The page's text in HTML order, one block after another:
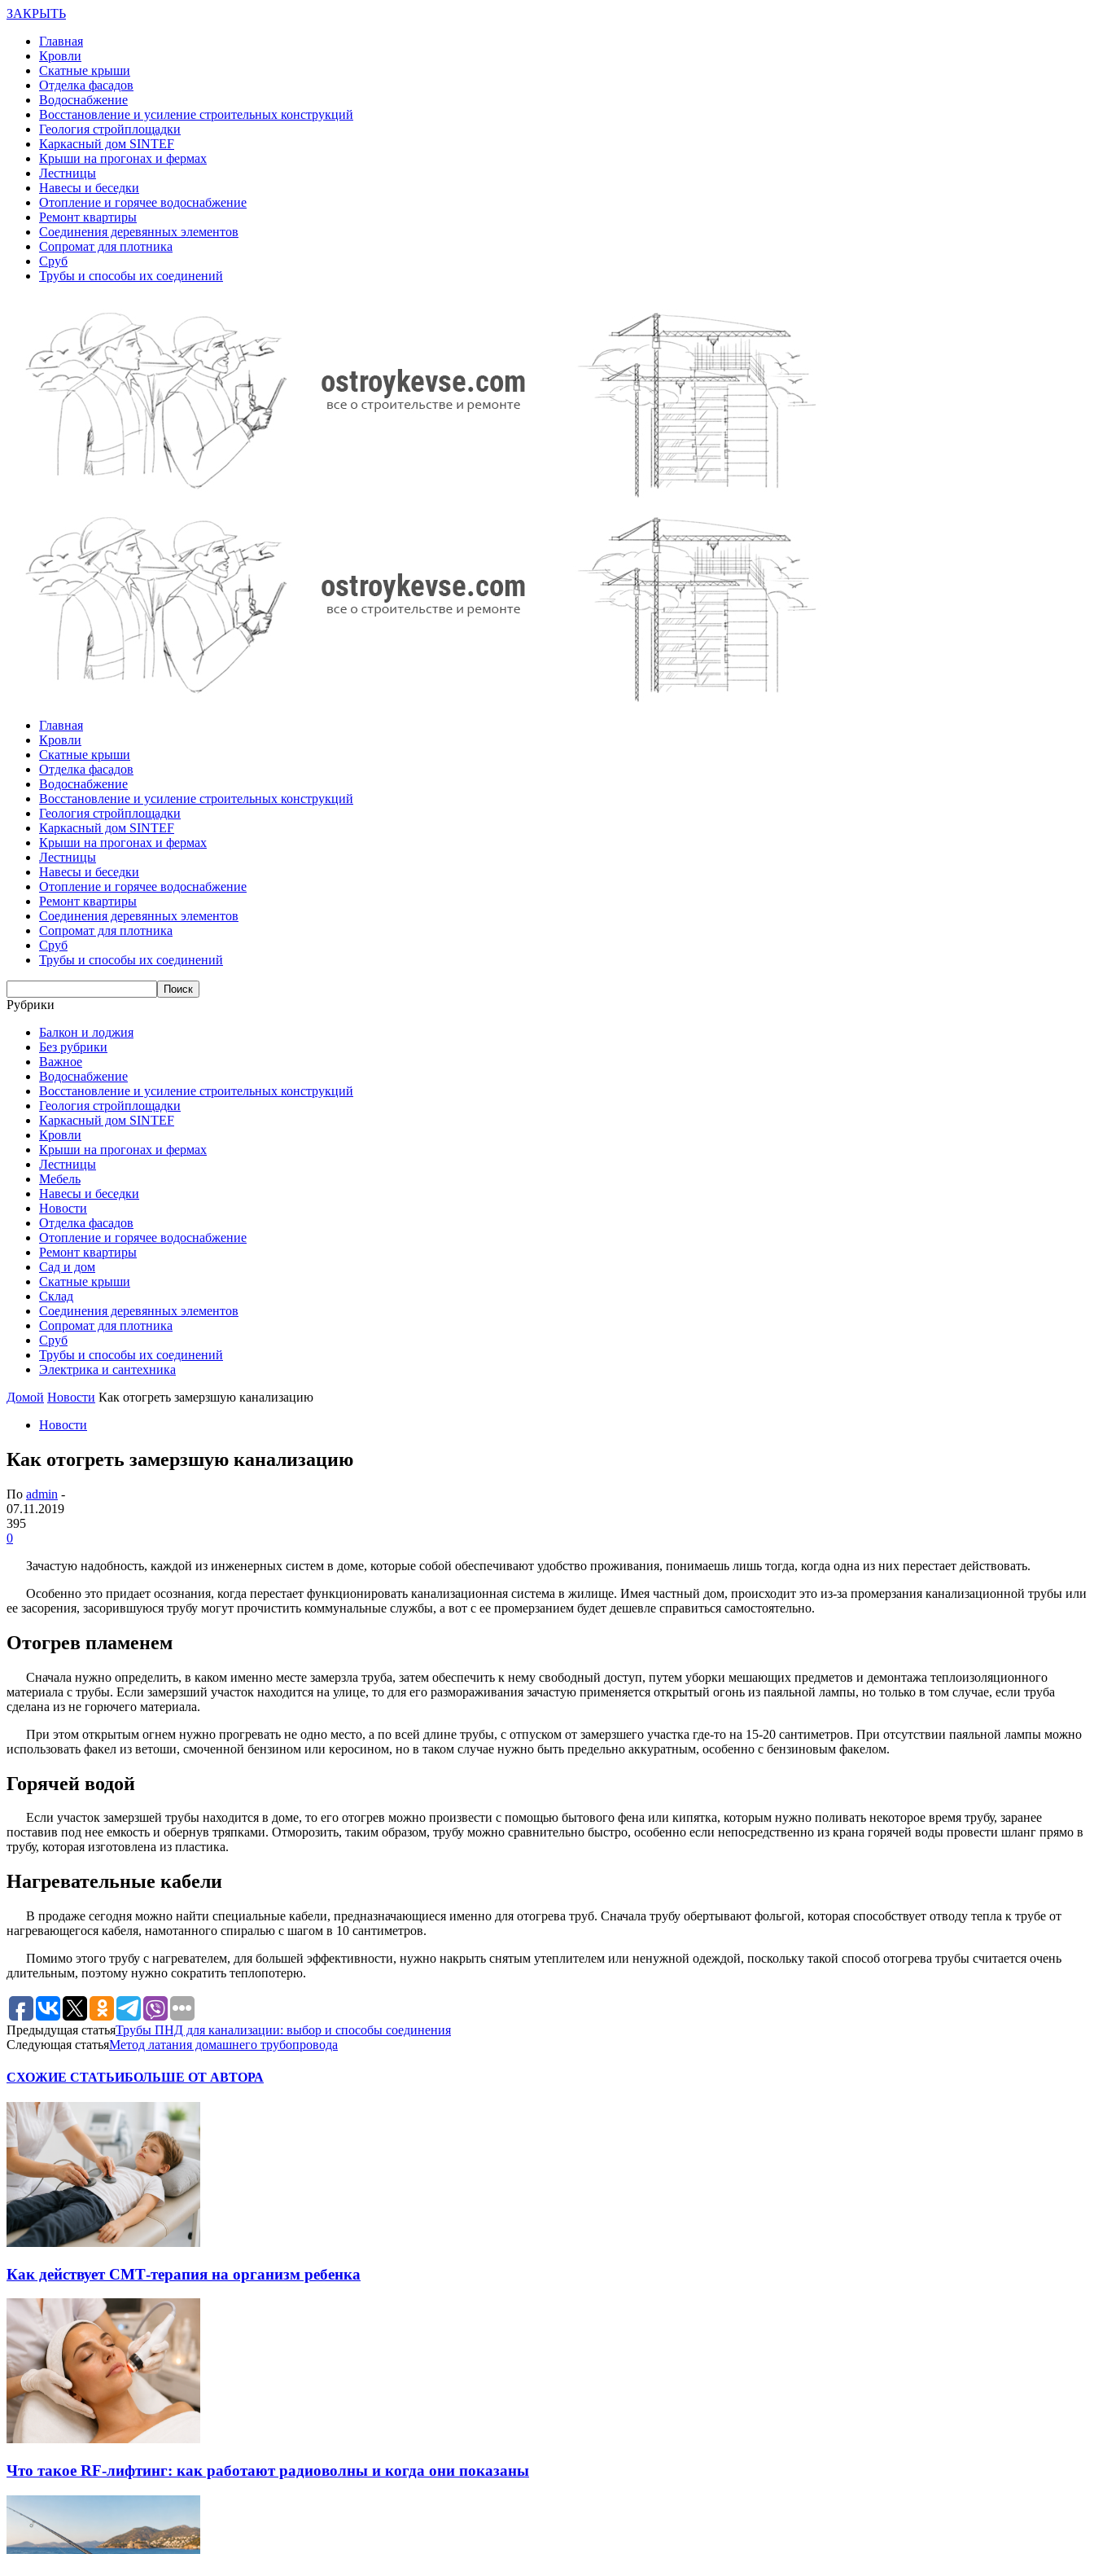
ЗАКРЫТЬ
Главная
Кровли
Скатные крыши
Отделка фасадов
Водоснабжение
Восстановление и усиление строительных конструкций
Геология стройплощадки
Каркасный дом SINTEF
Крыши на прогонах и фермах
Лестницы
Навесы и беседки
Отопление и горячее водоснабжение
Ремонт квартиры
Соединения деревянных элементов
Сопромат для плотника
Сруб
Трубы и способы их соединений
Главная
Кровли
Скатные крыши
Отделка фасадов
Водоснабжение
Восстановление и усиление строительных конструкций
Геология стройплощадки
Каркасный дом SINTEF
Крыши на прогонах и фермах
Лестницы
Навесы и беседки
Отопление и горячее водоснабжение
Ремонт квартиры
Соединения деревянных элементов
Сопромат для плотника
Сруб
Трубы и способы их соединений
Рубрики
Балкон и лоджия
Без рубрики
Важное
Водоснабжение
Восстановление и усиление строительных конструкций
Геология стройплощадки
Каркасный дом SINTEF
Кровли
Крыши на прогонах и фермах
Лестницы
Мебель
Навесы и беседки
Новости
Отделка фасадов
Отопление и горячее водоснабжение
Ремонт квартиры
Сад и дом
Скатные крыши
Склад
Соединения деревянных элементов
Сопромат для плотника
Сруб
Трубы и способы их соединений
Электрика и сантехника
Домой Новости Как отогреть замерзшую канализацию
Новости
Как отогреть замерзшую канализацию
По admin -
07.11.2019
395
0
Зачастую надобность, каждой из инженерных систем в доме, которые собой обеспечивают удобство проживания, понимаешь лишь тогда, когда одна из них перестает действовать.
Особенно это придает осознания, когда перестает функционировать канализационная система в жилище. Имея частный дом, происходит это из-за промерзания канализационной трубы или
ее засорения, засорившуюся трубу могут прочистить коммунальные службы, а вот с ее промерзанием будет дешевле справиться самостоятельно.
Отогрев пламенем
Сначала нужно определить, в каком именно месте замерзла труба, затем обеспечить к нему свободный доступ, путем уборки мешающих предметов и демонтажа теплоизоляционного
материала с трубы. Если замерзший участок находится на улице, то для его размораживания зачастую применяется открытый огонь из паяльной лампы, но только в том случае, если труба
сделана из не горючего материала.
При этом открытым огнем нужно прогревать не одно место, а по всей длине трубы, с отпуском от замерзшего участка где-то на 15-20 сантиметров. При отсутствии паяльной лампы можно
использовать факел из ветоши, смоченной бензином или керосином, но в таком случае нужно быть предельно аккуратным, особенно с бензиновым факелом.
Горячей водой
Если участок замерзшей трубы находится в доме, то его отогрев можно произвести с помощью бытового фена или кипятка, которым нужно поливать некоторое время трубу, заранее
поставив под нее емкость и обернув тряпками. Отморозить, таким образом, трубу можно сравнительно быстро, особенно если непосредственно из крана горячей воды провести шланг прямо в
трубу, которая изготовлена из пластика.
Нагревательные кабели
В продаже сегодня можно найти специальные кабели, предназначающиеся именно для отогрева труб. Сначала трубу обертывают фольгой, которая способствует отводу тепла к трубе от
нагревающегося кабеля, намотанного спиралью с шагом в 10 сантиметров.
Помимо этого трубу с нагревателем, для большей эффективности, нужно накрыть снятым утеплителем или ненужной одеждой, поскольку такой способ отогрева трубы считается очень
длительным, поэтому нужно сократить теплопотерю.
Предыдущая статьяТрубы ПНД для канализации: выбор и способы соединения
Следующая статьяМетод латания домашнего трубопровода
СХОЖИЕ СТАТЬИБОЛЬШЕ ОТ АВТОРА
Как действует СМТ-терапия на организм ребенка
Что такое RF-лифтинг: как работают радиоволны и когда они показаны